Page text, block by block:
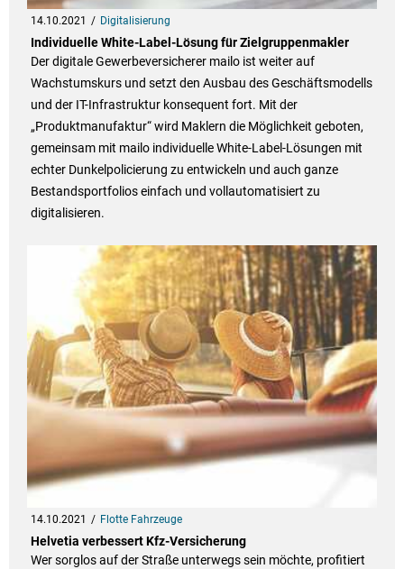
14.10.2021 Digitalisierung
Individuelle White-Label-Lösung für Zielgruppenmakler
Der digitale Gewerbeversicherer mailo ist weiter auf
Wachstumskurs und setzt den Ausbau des Geschäftsmodells
und der IT-Infrastruktur konsequent fort. Mit der
„Produktmanufaktur“ wird Maklern die Möglichkeit geboten,
gemeinsam mit mailo individuelle White-Label-Lösungen mit
echter Dunkelpolicierung zu entwickeln und auch ganze
Bestandsportfolios einfach und vollautomatisiert zu
digitalisieren.
14.10.2021 Flotte Fahrzeuge
Helvetia verbessert Kfz-Versicherung
Wer sorglos auf der Straße unterwegs sein möchte, profitiert